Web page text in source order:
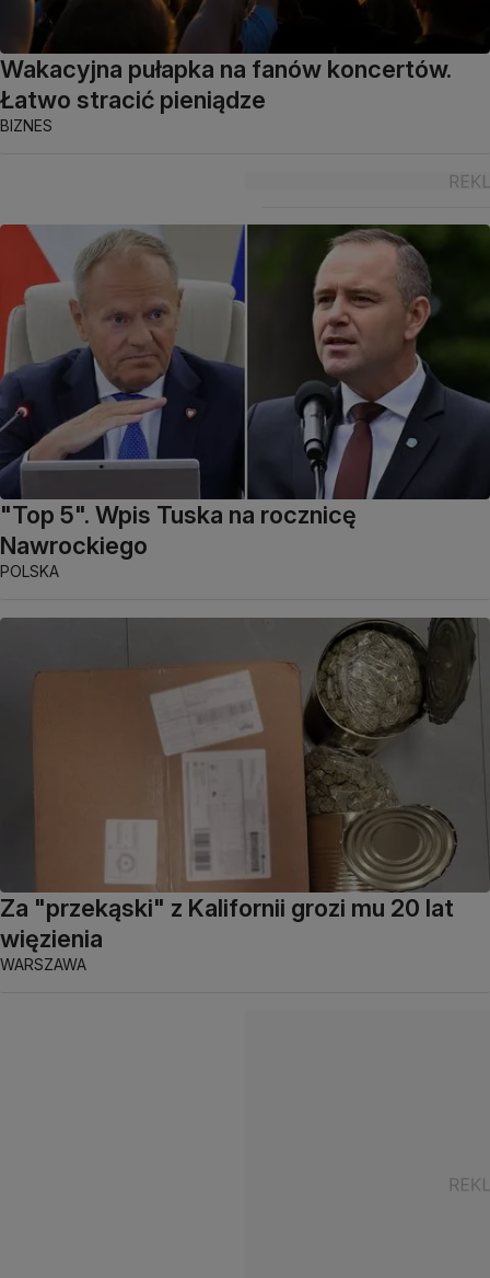
Wakacyjna pułapka na fanów koncertów.
Łatwo stracić pieniądze
BIZNES
"Top 5". Wpis Tuska na rocznicę
Nawrockiego
POLSKA
Za "przekąski" z Kalifornii grozi mu 20 lat
więzienia
WARSZAWA